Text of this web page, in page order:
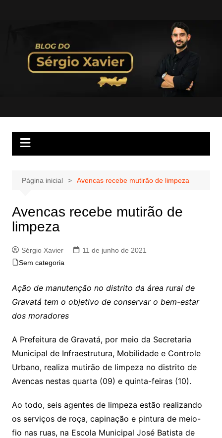
Página inicial Avencas recebe mutirão de limpeza
Avencas recebe mutirão de
limpeza
Sérgio Xavier
11 de junho de 2021
Sem categoria
Ação de manutenção no distrito da área rural de
Gravatá tem o objetivo de conservar o bem-estar
dos moradores
A Prefeitura de Gravatá, por meio da Secretaria
Municipal de Infraestrutura, Mobilidade e Controle
Urbano, realiza mutirão de limpeza no distrito de
Avencas nestas quarta (09) e quinta-feiras (10).
Ao todo, seis agentes de limpeza estão realizando
os serviços de roça, capinação e pintura de meio-
fio nas ruas, na Escola Municipal José Batista de